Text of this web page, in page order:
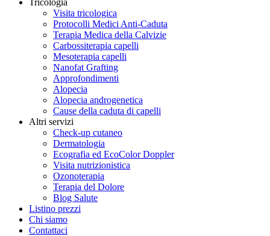
Tricologia
Visita tricologica
Protocolli Medici Anti-Caduta
Terapia Medica della Calvizie
Carbossiterapia capelli
Mesoterapia capelli
Nanofat Grafting
Approfondimenti
Alopecia
Alopecia androgenetica
Cause della caduta di capelli
Altri servizi
Check-up cutaneo
Dermatologia
Ecografia ed EcoColor Doppler
Visita nutrizionistica
Ozonoterapia
Terapia del Dolore
Blog Salute
Listino prezzi
Chi siamo
Contattaci